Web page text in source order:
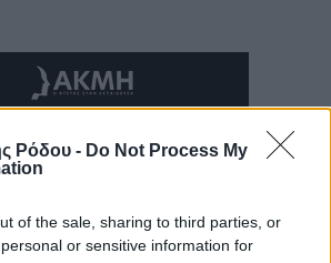
Ρόδου - Do Not Process My
of the sale, sharing to third parties, or
or sensitive information for